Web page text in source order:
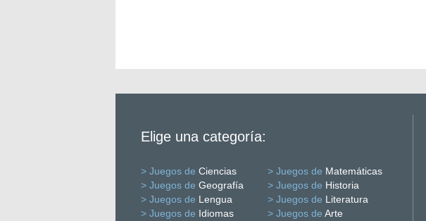
Elige una categoría:
> Juegos de Ciencias > Juegos de Matemáticas
> Juegos de Geografía > Juegos de Historia
> Juegos de Lengua > Juegos de Literatura
> Juegos de Idiomas > Juegos de Arte